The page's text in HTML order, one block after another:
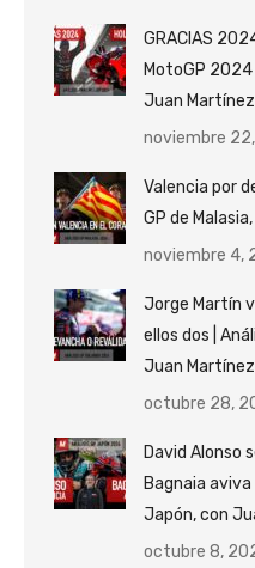
GRACIAS
MotoGP
Juan Martínez
noviembre
Valencia por
GP de
noviembre 4,
Jorge Martín
ellos dos |
Juan Martínez
octubre 28,
David Alonso
Bagnaia aviva
Japón, con
octubre 8,